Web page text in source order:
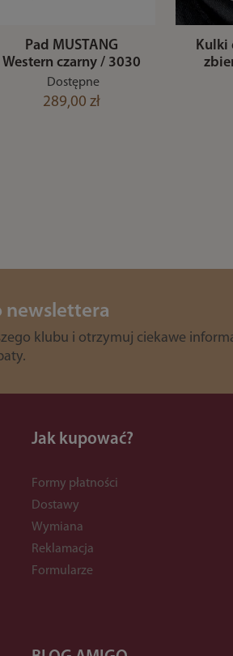
Pad MUSTANG
Western czarny / 3030
Dostępne
289,00 zł
Kulki
newslettera
klubu i otrzymuj ciekawe
Jak kupować?
Formy płatności
Dostawy
Wymiana
Reklamacja
Formularze